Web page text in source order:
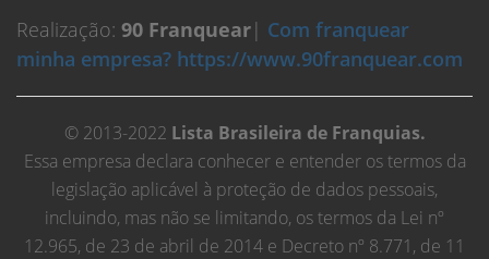
Realização: 90 Franquear| Com franquear
minha empresa? https://www.90franquear.com
© 2013-2022 Lista Brasileira de Franquias.
Essa empresa declara conhecer e entender os termos da
legislação aplicável à proteção de dados pessoais,
incluindo, mas não se limitando, os termos da Lei nº
12.965, de 23 de abril de 2014 e Decreto nº 8.771, de 11